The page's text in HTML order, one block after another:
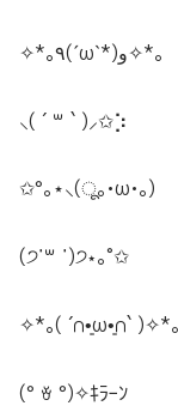
✧*｡٩(ˊωˋ*)و✧*｡
⸜( ´ ꒳ ` )⸝✩︎⡱
✩°｡⋆⸜(ू｡•ω•｡)
(੭˙꒳ ˙)੭⋆｡˚✩
✧*｡( ´∩•ω•∩` )✧*｡
(° ꈊ °)✧ｷﾗｰﾝ